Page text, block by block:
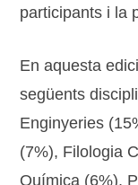
participants i la
En aquesta
següents
Enginyeries
(7%), Filologia
Química (6%),